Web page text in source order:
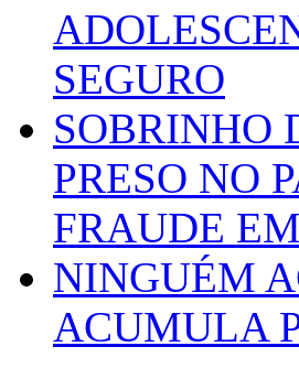
SEGURO
SOBRINHO
PRESO NO
FRAUDE
NINGUÉM
ACUMULA